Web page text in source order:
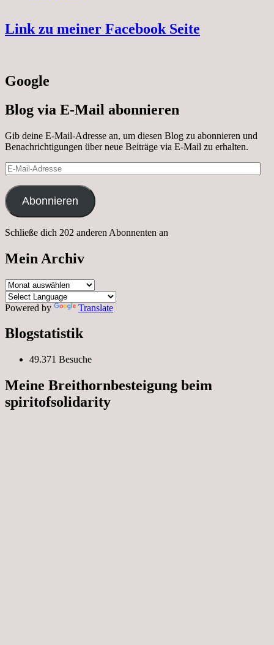
Link zu meiner Facebook Seite
Google
Blog via E-Mail abonnieren
Gib deine E-Mail-Adresse an, um diesen Blog zu abonnieren und
Benachrichtigungen über neue Beiträge via E-Mail zu erhalten.
E-
Mail-
Adresse
Abonnieren
Schließe dich 202 anderen Abonnenten an
Mein Archiv
Mein
Archiv
Powered by
Translate
Blogstatistik
49.371 Besuche
Meine Breithornbesteigung beim
spiritofsolidarity